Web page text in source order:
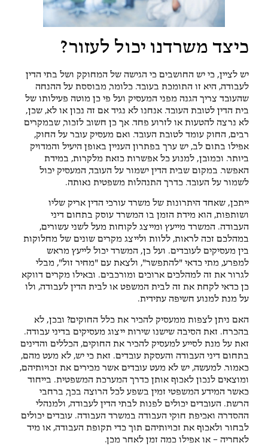
כיצד משרדנו יכול לעזור?
יש לציין, כי יש החושבים כי הגישה של המחוקק ושל בתי הדין
לעבודה, היא זו התומכת בעובד. כלומר, מבוססת על ההנחה
שהעובד צריך הגנה מפני המעסיק ועל פי כן מוטה פעילותו של
בית הדין לטובת העובד. אנחנו לא נגיד אם זה נכון או לא, שכן,
לא נרצה להטעות או לזרוע פחד. אך כן חשוב לזכור, שבמקרים
רבים, החוק עומד לטובת העובד. ואם מעסיק עובר על החוק,
אפילו בתום לב, יש ערך בפתרון העניין באופן היעיל והמדויק
ביותר. וכמובן, למנוע כל אפשרות כזאת מלקרות, במידת
האפשר. במקום שבית הדין ישמור על העובד, המעסיק יכול
לשמור על העובד. כדרך התנהלות משפטית נאותה.
ייתכן, שאחד היתרונות של משרד עורכי הדין אריק שליו
ושותפות, הוא מידת הזמן בו המשרד עוסק בתחום דיני
העבודה. המשרד מייעץ ומייצג לקוחות מעל לשני עשורים,
במהלכם זכה לראות, ללוות ולייצג מקרים שונים של מחלוקות
בין מעסיקים לעובדים. ועל כן, המשרד יכול לייעץ מראש
למפרע, מתי כדאי "להתפשר", ולצאת עם "מחיר זול", מבלי
לגרור את זה למהלכים ארוכים ומורכבים. ובאילו מקרים דווקא
כן כדאי לקחת את זה לבית המשפט או לבית הדין לעבודה, ולו
על מנת למנוע חשיפה עתידית.
האם ניתן לצפות ממעסיק להכיר את כלל החוקים? ובכן, לא
בהכרח. זאת הסיבה שישנו שירות ייצוג מעסיקים בדיני עבודה.
זאת על מנת לסייע למעסיק להכיר את החוקים, הכללים והדינים
בתחום דיני העבודה והעסקת עובדים. זאת כי יש, לא מעט מהם,
כאמור. למעשה, יש לא מעט עובדים אשר מכירים את זכויותיהם,
ומוצאים לנכון לאכוף אותן כדרך המערכת המשפטית. בייחוד
כאשר המידע המשפטי זמין בשפע לכל הרוצה בכך, ברחבי
הרשת. העובדים יכולים לפנות לבתי הדין לעבודה, ולמנהלי
ההסדרה ואכיפת חוקי העבודה במשרד העבודה. עובדים יכולים
לבחור ולאכוף את זכויותיהם תוך כדי תקופת העבודה, או מיד
לאחריה – או אפילו כמה זמן לאחר מכן.